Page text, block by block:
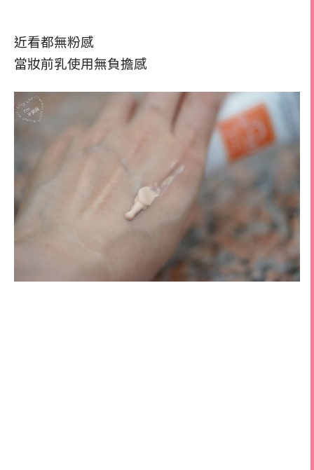
近看都無粉感
當妝前乳使用無負擔感